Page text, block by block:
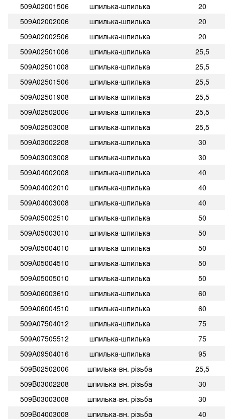
509A02001506
шпилька-шпилька
20
509A02002006
шпилька-шпилька
20
509A02002506
шпилька-шпилька
20
509A02501006
шпилька-шпилька
25,5
509A02501008
шпилька-шпилька
25,5
509A02501506
шпилька-шпилька
25,5
509A02501908
шпилька-шпилька
25,5
509A02502006
шпилька-шпилька
25,5
509A02503008
шпилька-шпилька
25,5
509A03002208
шпилька-шпилька
30
509A03003008
шпилька-шпилька
30
509A04002008
шпилька-шпилька
40
509A04002010
шпилька-шпилька
40
509A04003008
шпилька-шпилька
40
509A05002510
шпилька-шпилька
50
509A05003010
шпилька-шпилька
50
509A05004010
шпилька-шпилька
50
509A05004510
шпилька-шпилька
50
509A05005010
шпилька-шпилька
50
509A06003610
шпилька-шпилька
60
509A06004510
шпилька-шпилька
60
509A07504012
шпилька-шпилька
75
509A07505512
шпилька-шпилька
75
509A09504016
шпилька-шпилька
95
509B02502006
шпилька-вн. різьба
25,5
509B03002208
шпилька-вн. різьба
30
509B03003008
шпилька-вн. різьба
30
509B04003008
шпилька-вн. різьба 40